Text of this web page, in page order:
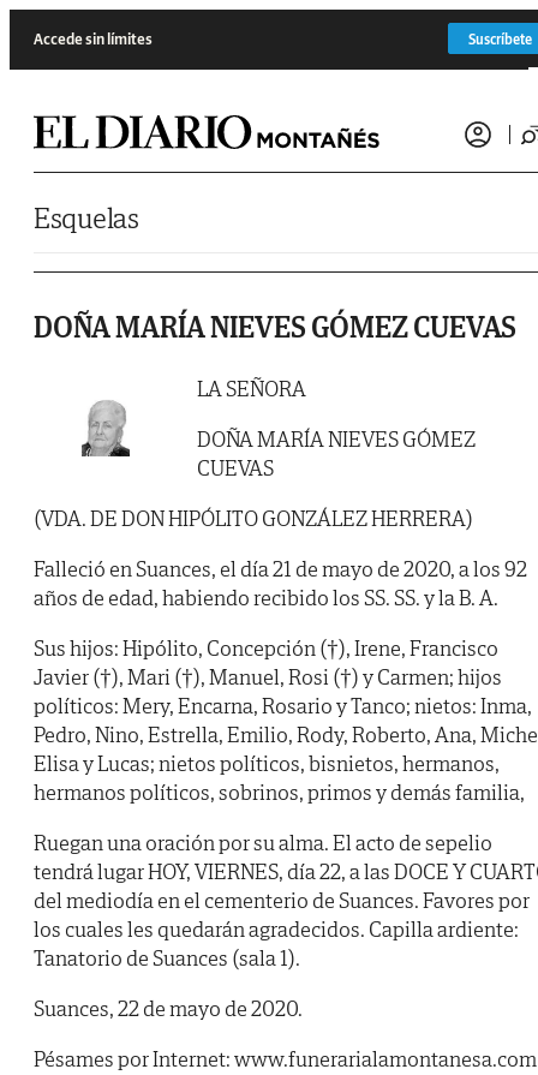
Accede sin límites Suscríbete
Esquelas
DOÑA MARÍA NIEVES GÓMEZ CUEVAS
LA SEÑORA
DOÑA MARÍA NIEVES GÓMEZ
CUEVAS
(VDA. DE DON HIPÓLITO GONZÁLEZ HERRERA)
Falleció en Suances, el día 21 de mayo de 2020, a los 92
años de edad, habiendo recibido los SS. SS. y la B. A.
Sus hijos: Hipólito, Concepción (†), Irene, Francisco
Javier (†), Mari (†), Manuel, Rosi (†) y Carmen; hijos
políticos: Mery, Encarna, Rosario y Tanco; nietos: Inma,
Pedro, Nino, Estrella, Emilio, Rody, Roberto, Ana,
Elisa y Lucas; nietos políticos, bisnietos, hermanos,
hermanos políticos, sobrinos, primos y demás familia,
Ruegan una oración por su alma. El acto de sepelio
tendrá lugar HOY, VIERNES, día 22, a las DOCE Y
del mediodía en el cementerio de Suances. Favores por
los cuales les quedarán agradecidos. Capilla ardiente:
Tanatorio de Suances (sala 1).
Suances, 22 de mayo de 2020.
Pésames por Internet: www.funerarialamontanesa.com